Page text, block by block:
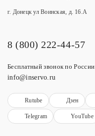
г. Донецк ул Воинская, д. 16.А
8 (800) 222-44-57
Бесплатный звонок по России
info@inservo.ru
Rutube Дзен
Telegram YouTube